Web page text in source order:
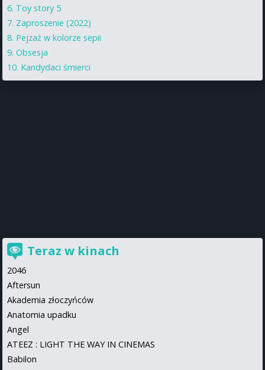
Toy story 5
Zaproszenie (2022)
Pejzaż w kolorze sepii
Obsesja
Kandydaci śmierci
Teraz w kinach
2046
Aftersun
Akademia złoczyńców
Anatomia upadku
Angel
ATEEZ : LIGHT THE WAY IN CINEMAS
Babilon